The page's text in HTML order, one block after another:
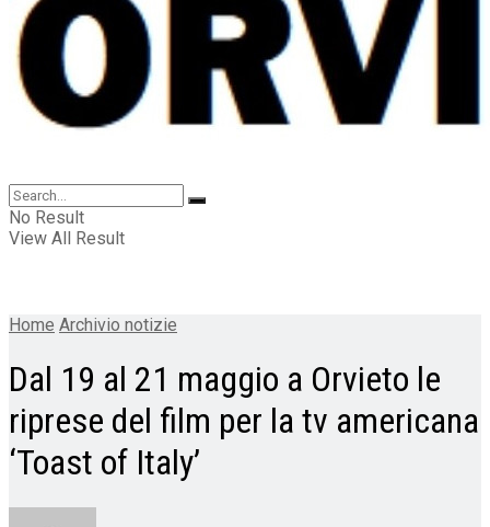
No Result
View All Result
Home Archivio notizie
Dal 19 al 21 maggio a Orvieto le
riprese del film per la tv americana
‘Toast of Italy’